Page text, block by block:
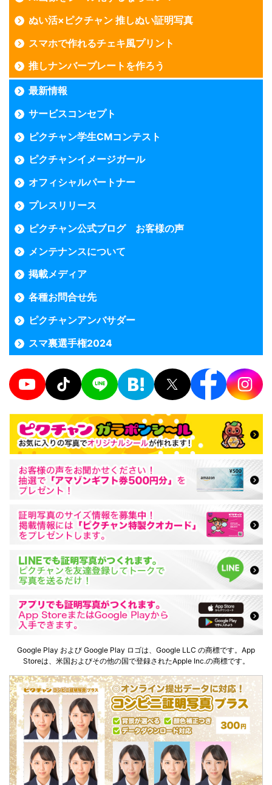
ぬい活×ピクチャン 推しぬい証明写真
スマホで作れるチェキ風プリント
推しナンバープレートを作ろう
最新情報
サービスコンセプト
ピクチャン学生CMコンテスト
ピクチャンイメージガール
オフィシャルパートナー
プレスリリース
ピクチャン公式ブログ お客様の声
メンテナンスについて
掲載メディア
各種お問合せ先
ピクチャンアンバサダー
スマ裏選手権2024
Google Play および Google Play ロゴは、Google LLC の商標です。App
Storeは、米国およびその他の国で登録されたApple Inc.の商標です。